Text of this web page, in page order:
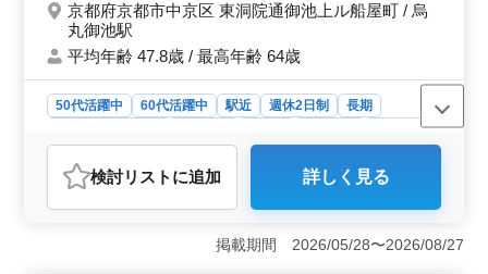
京都府京都市中京区 東洞院通御池上ル船屋町 / 烏
丸御池駅
平均年齢 47.8歳 / 最高年齢 64歳
50代活躍中 60代活躍中 駅近 週休2日制
長期
派遣社員
おすすめポイント
＜駅近で通勤便利＞ 駅から徒歩圏内の立地で、通勤が非
常に便利です。残業も少なく、プライベートの時間を大
切にしたい方に最適です。 ＜シニア世代も活躍中＞
検討リスト に追加 詳しく見る
掲載期間 2026/05/28〜2026/08/27